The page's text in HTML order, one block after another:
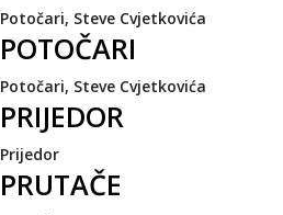
Potočari, Steve Cvjetkovića
POTOČARI
Potočari, Steve Cvjetkovića
PRIJEDOR
Prijedor
PRUTAČE